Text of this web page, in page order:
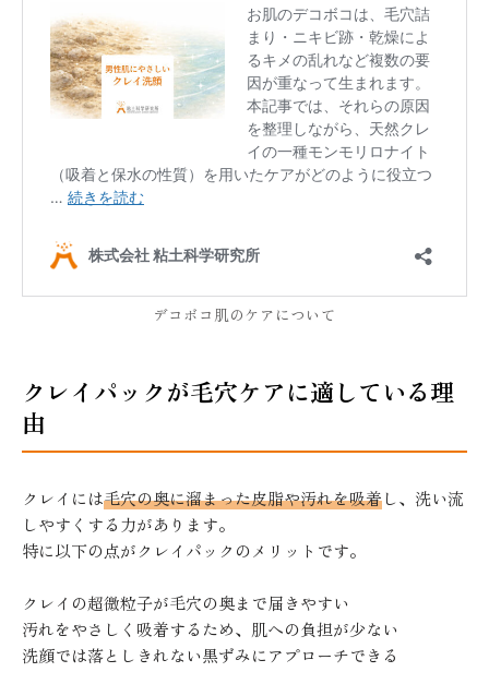
デコボコ肌のケアについて
クレイパックが毛穴ケアに適している理
由
クレイには毛穴の奥に溜まった皮脂や汚れを吸着し、洗い流
しやすくする力があります。
特に以下の点がクレイパックのメリットです。
クレイの超微粒子が毛穴の奥まで届きやすい
汚れをやさしく吸着するため、肌への負担が少ない
洗顔では落としきれない黒ずみにアプローチできる